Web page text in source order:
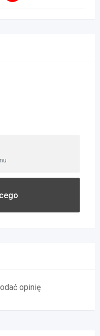
opinię